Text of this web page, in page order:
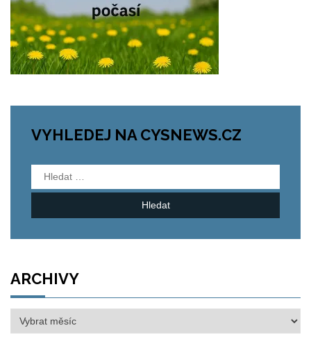
VYHLEDEJ NA CYSNEWS.CZ
Vyhledávání
ARCHIVY
Archivy